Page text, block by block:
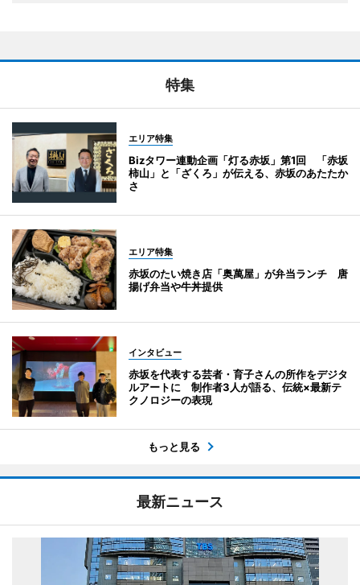
特集
エリア特集
Bizタワー連動企画「灯る赤坂」第1回 「赤坂
柿山」と「ざくろ」が伝える、赤坂のあたたか
さ
エリア特集
赤坂のたい焼き店「奥萬屋」が弁当ランチ 唐
揚げ弁当や牛丼提供
インタビュー
赤坂を代表する芸者・育子さんの所作をデジタ
ルアートに 制作者3人が語る、伝統×最新テ
クノロジーの表現
もっと見る
最新ニュース